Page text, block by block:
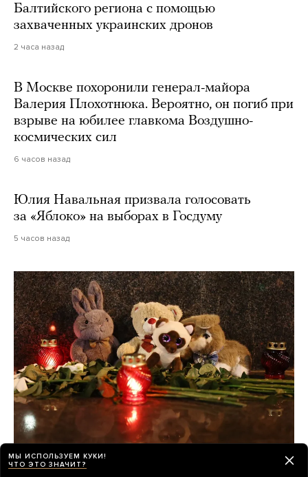
Балтийского региона с помощью
захваченных украинских дронов
2 часа назад
В Москве похоронили генерал-майора
Валерия Плохотнюка. Вероятно, он погиб при
взрыве на юбилее главкома Воздушно-
космических сил
6 часов назад
Юлия Навальная призвала голосовать
за «Яблоко» на выборах в Госдуму
5 часов назад
О погибших при падении украинского
МЫ ИСПОЛЬЗУЕМ КУКИ!
ЧТО ЭТО ЗНАЧИТ?